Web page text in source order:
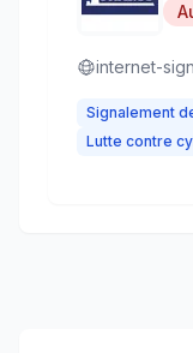
internet-
Signalement
Lutte contre